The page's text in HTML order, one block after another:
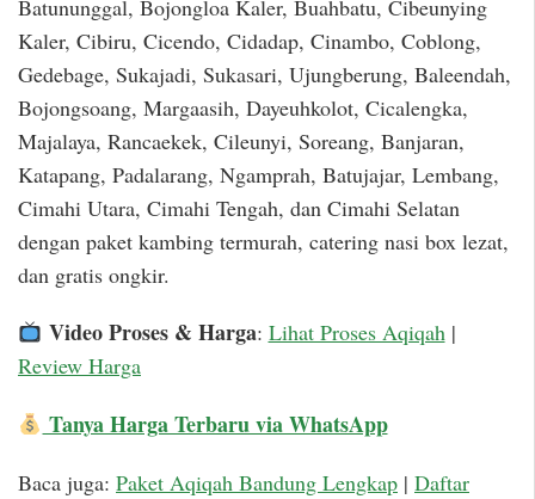
Batununggal, Bojongloa Kaler, Buahbatu, Cibeunying
Kaler, Cibiru, Cicendo, Cidadap, Cinambo, Coblong,
Gedebage, Sukajadi, Sukasari, Ujungberung, Baleendah,
Bojongsoang, Margaasih, Dayeuhkolot, Cicalengka,
Majalaya, Rancaekek, Cileunyi, Soreang, Banjaran,
Katapang, Padalarang, Ngamprah, Batujajar, Lembang,
Cimahi Utara, Cimahi Tengah, dan Cimahi Selatan
dengan paket kambing termurah, catering nasi box lezat,
dan gratis ongkir.
Video Proses & Harga: Lihat Proses Aqiqah|
Review Harga
Tanya Harga Terbaru via WhatsApp
Baca juga: Paket Aqiqah Bandung Lengkap | Daftar